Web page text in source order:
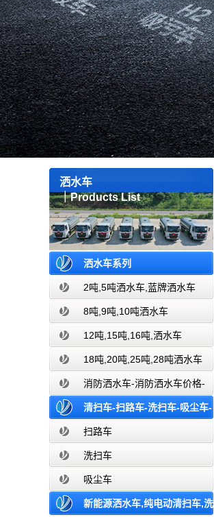
洒水车
｜Products List
洒水车系列
2吨,5吨洒水车,蓝牌洒水车
8吨,9吨,10吨洒水车
12吨,15吨,16吨,洒水车
18吨,20吨,25吨,28吨洒水车
消防洒水车-消防洒水车价格-
消防洒水车报价-湖北盈通消防洒水车
厂家直销
清扫车-扫路车-洗扫车-吸尘车-
价格报价-湖北盈通
扫路车
洗扫车
吸尘车
新能源洒水车,纯电动清扫车,洗